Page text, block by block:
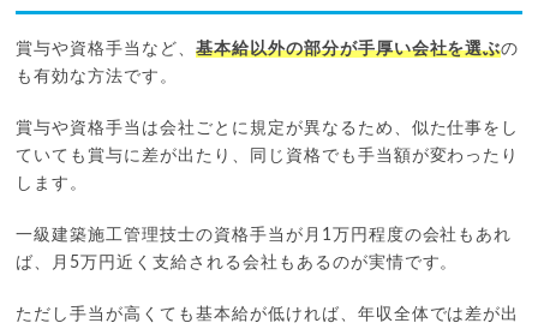
賞与や資格手当など、基本給以外の部分が手厚い会社を選ぶの
も有効な方法です。
賞与や資格手当は会社ごとに規定が異なるため、似た仕事をし
ていても賞与に差が出たり、同じ資格でも手当額が変わったり
します。
一級建築施工管理技士の資格手当が月1万円程度の会社もあれ
ば、月5万円近く支給される会社もあるのが実情です。
ただし手当が高くても基本給が低ければ、年収全体では差が出